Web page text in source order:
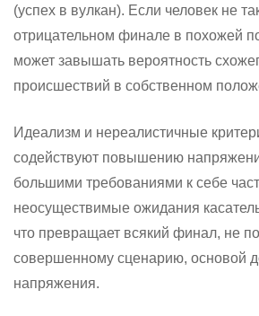
(успех в вулкан). Если человек не
отрицательном финале в похожей
может завышать вероятность
происшествий в собственном
Идеализм и нереалистичные
содействуют повышению
большими требованиями к себе
неосуществимые ожидания
что превращает всякий финал, не
совершенному сценарию, основой
напряжения.